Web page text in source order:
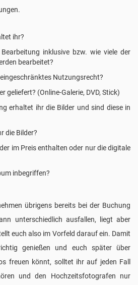
ihr?
inklusive bzw. wie viele der
bearbeitet?
Nutzungsrecht?
geliefert? (Online-Galerie, DVD, Stick)
erhaltet ihr die Bilder und sind diese in
die Bilder?
im Preis enthalten oder nur die digitale
inbegriffen?
übrigens bereits bei der Buchung
unterschiedlich ausfallen, liegt aber
euch also im Vorfeld darauf ein. Damit
genießen und euch später über
freuen könnt, solltet ihr auf jeden Fall
und den Hochzeitsfotografen nur